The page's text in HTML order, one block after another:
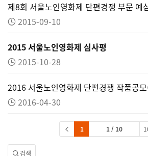
제8회 서울노인영화제 단편경쟁 부문 예
2015-09-10
2015 서울노인영화제 심사평
2015-10-28
2016 서울노인영화제 단편경쟁 작품공
2016-04-30
1 1 / 10
검색